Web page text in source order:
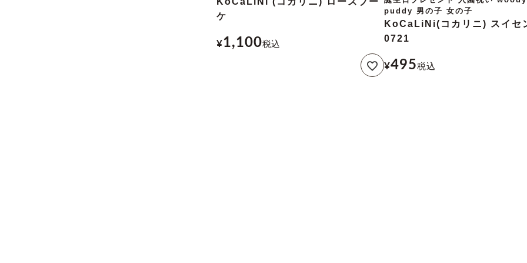
ケ
¥1,100税込
puddy 男の子 女の子
KoCaLiNi(コカリニ) スイ
0721
¥495税込